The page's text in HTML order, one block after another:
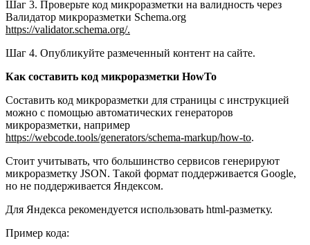
Шаг 3. Проверьте код микроразметки на валидность через
Валидатор микроразметки Schema.org
https://validator.schema.org/.
Шаг 4. Опубликуйте размеченный контент на сайте.
Как составить код микроразметки HowTo
Составить код микроразметки для страницы с инструкцией
можно с помощью автоматических генераторов
микроразметки, например
https://webcode.tools/generators/schema-markup/how-to.
Стоит учитывать, что большинство сервисов генерируют
микроразметку JSON. Такой формат поддерживается Google,
но не поддерживается Яндексом.
Для Яндекса рекомендуется использовать html-разметку.
Пример кода: